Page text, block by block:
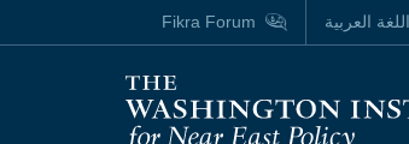
اللغة العربية Fikra Forum